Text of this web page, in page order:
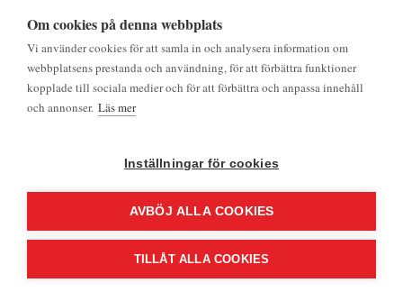
Telefon:
08-122 507 00
Telefontid måndag-torsdag 09.00–16.00, fredag
09.00–15.00.
Lunchstängt 12.00–13.00.
info@medieombudsmannen.se
Postadress:Slottsbacken 8, 111 30 Stockholm
Om cookies på denna webbplats
Vi använder cookies för att samla in och analysera information om
webbplatsens prestanda och användning, för att förbättra funktioner
kopplade till sociala medier och för att förbättra och anpassa innehåll
och annonser. Läs mer
Inställningar för cookies
AVBÖJ ALLA COOKIES
TILLÅT ALLA COOKIES
CookieHub - Development mode